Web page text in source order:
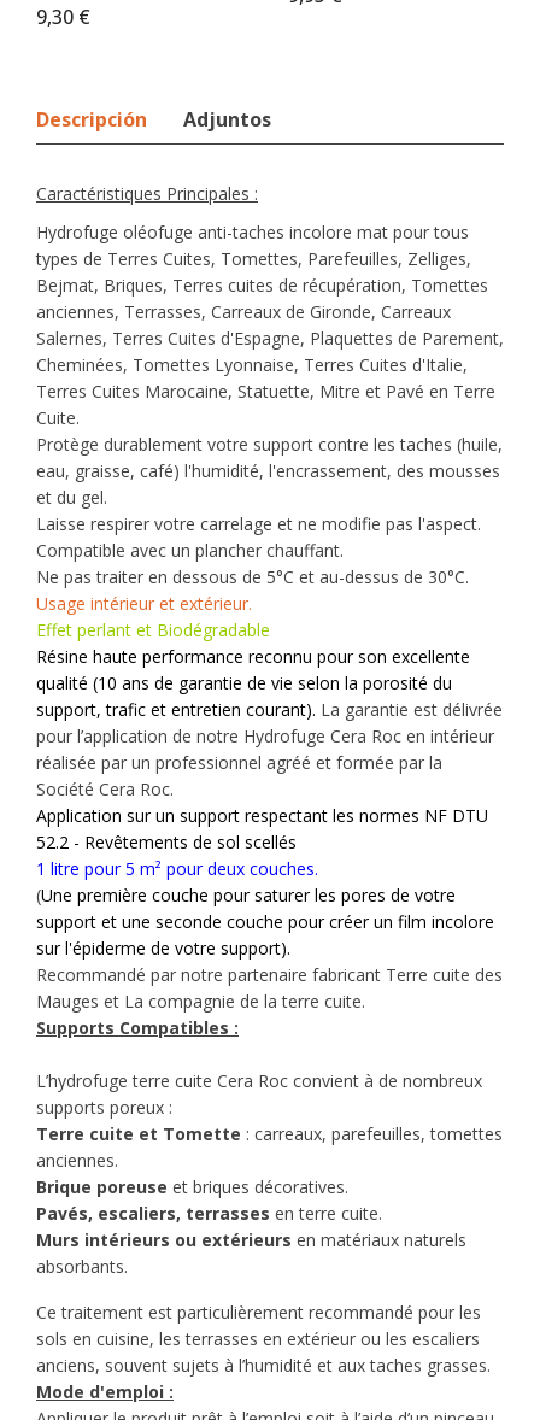
9,30 €
Descripción Adjuntos
Caractéristiques Principales :
Hydrofuge oléofuge anti-taches incolore mat pour tous
types de Terres Cuites, Tomettes, Parefeuilles, Zelliges,
Bejmat, Briques, Terres cuites de récupération, Tomettes
anciennes, Terrasses, Carreaux de Gironde, Carreaux
Salernes, Terres Cuites d'Espagne, Plaquettes de Parement,
Cheminées, Tomettes Lyonnaise, Terres Cuites d'Italie,
Terres Cuites Marocaine, Statuette, Mitre et Pavé en Terre
Cuite.
Protège durablement votre support contre les taches (huile,
eau, graisse, café) l'humidité, l'encrassement, des mousses
et du gel.
Laisse respirer votre carrelage et ne modifie pas l'aspect.
Compatible avec un plancher chauffant.
Ne pas traiter en dessous de 5°C et au-dessus de 30°C.
Usage intérieur et extérieur.
Effet perlant et Biodégradable
Résine haute performance reconnu pour son excellente
qualité (10 ans de garantie de vie selon la porosité du
support, trafic et entretien courant). La garantie est délivrée
pour l’application de notre Hydrofuge Cera Roc en intérieur
réalisée par un professionnel agréé et formée par la
Société Cera Roc.
Application sur un support respectant les normes NF DTU
52.2 - Revêtements de sol scellés
1 litre pour 5 m² pour deux couches.
(Une première couche pour saturer les pores de votre
support et une seconde couche pour créer un film incolore
sur l'épiderme de votre support).
Recommandé par notre partenaire fabricant Terre cuite des
Mauges et La compagnie de la terre cuite.
Supports Compatibles :
L’hydrofuge terre cuite Cera Roc convient à de nombreux
supports poreux :
Terre cuite et Tomette : carreaux, parefeuilles, tomettes
anciennes.
Brique poreuse et briques décoratives.
Pavés, escaliers, terrasses en terre cuite.
Murs intérieurs ou extérieurs en matériaux naturels
absorbants.
Ce traitement est particulièrement recommandé pour les
sols en cuisine, les terrasses en extérieur ou les escaliers
anciens, souvent sujets à l’humidité et aux taches grasses.
Mode d'emploi :